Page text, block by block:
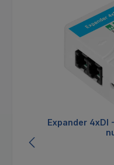
Expander 4xDI